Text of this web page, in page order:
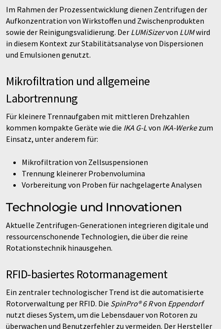
Im Rahmen der Prozessentwicklung dienen Zentrifugen der
Aufkonzentration von Wirkstoffen und Zwischenprodukten
sowie der Reinigungsvalidierung. Der LUMiSizervon LUMwird
in diesem Kontext zur Stabilitätsanalyse von Dispersionen
und Emulsionen genutzt.
Mikrofiltration und allgemeine
Labortrennung
Für kleinere Trennaufgaben mit mittleren Drehzahlen
kommen kompakte Geräte wie die IKA G-Lvon IKA-Werkezum
Einsatz, unter anderem für:
Mikrofiltration von Zellsuspensionen
Trennung kleinerer Probenvolumina
Vorbereitung von Proben für nachgelagerte Analysen
Technologie und Innovationen
Aktuelle Zentrifugen-Generationen integrieren digitale und
ressourcenschonende Technologien, die über die reine
Rotationstechnik hinausgehen.
RFID-basiertes Rotormanagement
Ein zentraler technologischer Trend ist die automatisierte
Rotorverwaltung per RFID. Die SpinPro® 6 Rvon Eppendorf
nutzt dieses System, um die Lebensdauer von Rotoren zu
überwachen und Benutzerfehler zu vermeiden. Der Hersteller